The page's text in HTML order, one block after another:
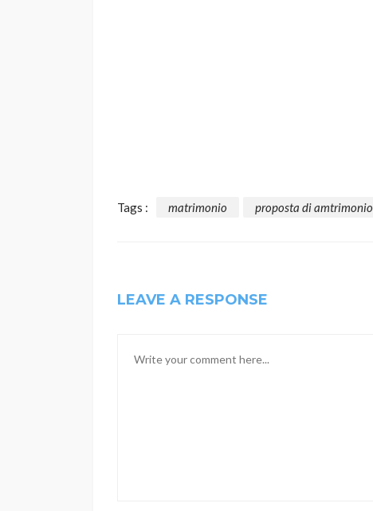
Tags : matrimonio proposta di amtrimonio
LEAVE A RESPONSE